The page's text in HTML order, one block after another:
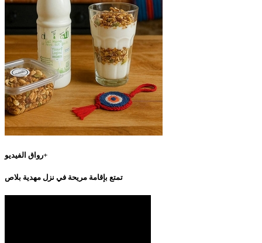
رواق الفيديو+
تمتع بإقامة مريحة في نزل مهدية بلاص